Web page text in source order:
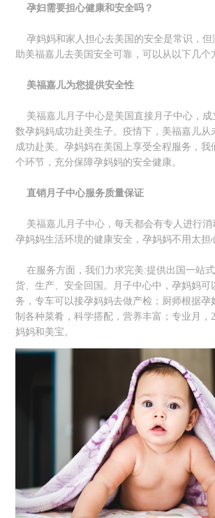
孕妇需要担心健康和安全吗？
孕妈妈和家人担心去美国的安全是常识，但
助美福嘉儿去美国安全可靠，可以从以下几个
美福嘉儿为您提供安全性
美福嘉儿月子中心是美国直接月子中心，成
数孕妈妈成功赴美生子。疫情下，美福嘉儿从
成功赴美。孕妈妈在美国上享受全程服务，我
个环节，充分保障孕妈妈的安全健康。
直销月子中心服务质量保证
美福嘉儿月子中心，每天都会有专人进行消
孕妈妈生活环境的健康安全，孕妈妈不用太担
在服务方面，我们力求完美:提供出国一站
货、生产、安全回国。月子中心中，孕妈妈可
务，专车可以接孕妈妈去做产检；厨师根据孕
制各种菜肴，科学搭配，营养丰富；专业月，
妈妈和美宝。